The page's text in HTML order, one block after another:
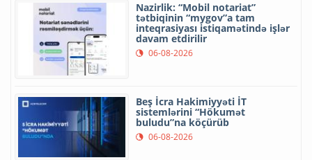
Nazirlik: “Mobil notariat”
tətbiqinin “mygov”a tam
inteqrasiyası istiqamətində işlər
davam etdirilir
06-08-2026
Beş İcra Hakimiyyəti İT
sistemlərini “Hökumət
buludu”na köçürüb
06-08-2026